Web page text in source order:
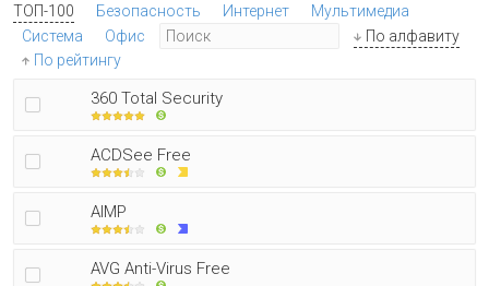
ТОП-100 Безопасность Интернет
Мультимедиа
Система
Офис
По алфавиту
По рейтингу
360 Total Security
ACDSee Free
AIMP
AVG Anti-Virus Free